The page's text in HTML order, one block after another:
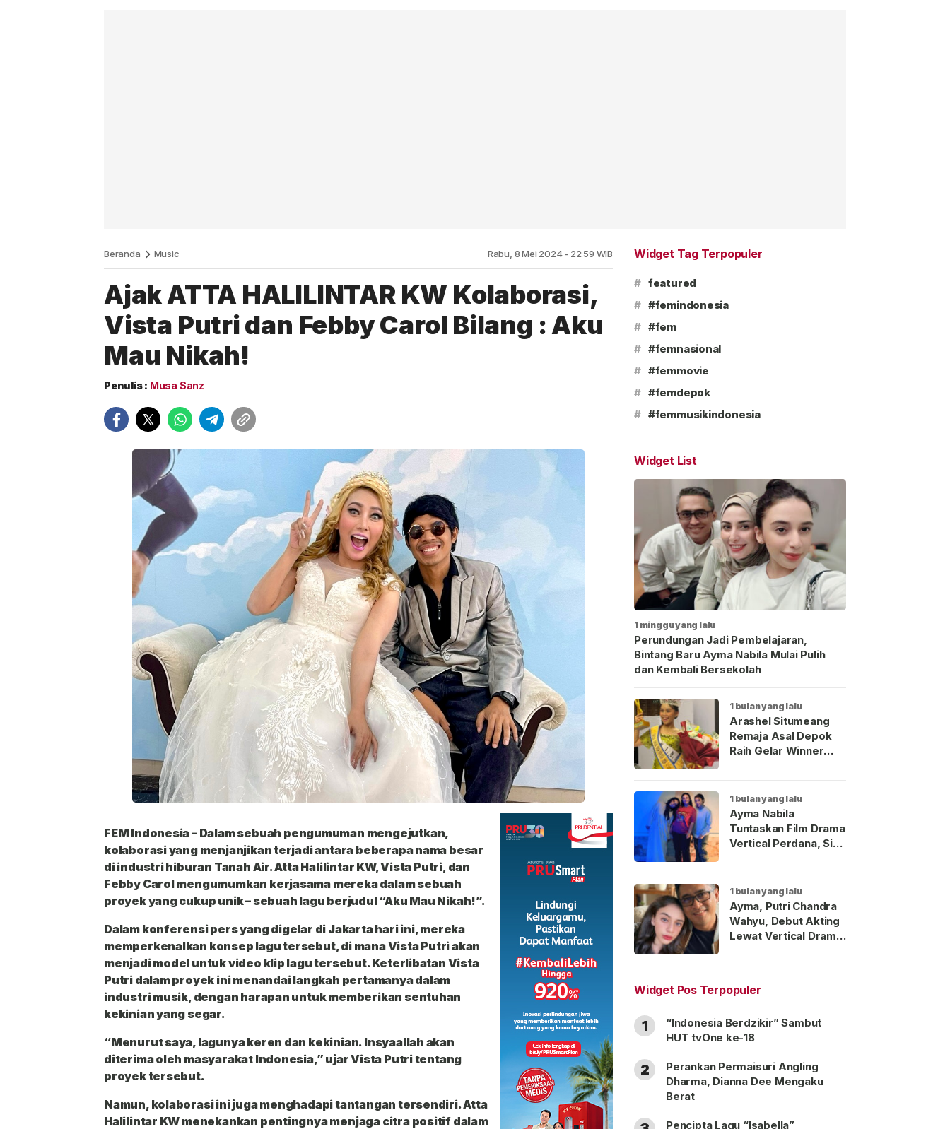
Beranda Music Rabu, 8 Mei 2024 - 22:59 WIB
Ajak ATTA HALILINTAR KW Kolaborasi,
Vista Putri dan Febby Carol Bilang : Aku
Mau Nikah!
Penulis : Musa Sanz
FEM Indonesia– Dalam sebuah pengumuman mengejutkan,
kolaborasi yang menjanjikan terjadi antara beberapa nama besar
di industri hiburan Tanah Air. Atta Halilintar KW, Vista Putri, dan
Febby Carol mengumumkan kerjasama mereka dalam sebuah
proyek yang cukup unik – sebuah lagu berjudul “Aku Mau Nikah!”.
Dalam konferensi pers yang digelar di Jakarta hari ini, mereka
memperkenalkan konsep lagu tersebut, di mana Vista Putri akan
menjadi model untuk video klip lagu tersebut. Keterlibatan Vista
Putri dalam proyek ini menandai langkah pertamanya dalam
industri musik, dengan harapan untuk memberikan sentuhan
kekinian yang segar.
“Menurut saya, lagunya keren dan kekinian. Insyaallah akan
diterima oleh masyarakat Indonesia,” ujar Vista Putri tentang
proyek tersebut.
Namun, kolaborasi ini juga menghadapi tantangan tersendiri. Atta
Halilintar KW menekankan pentingnya menjaga citra positif dalam
Widget Tag Terpopuler
# featured
# #femindonesia
# #fem
# #femnasional
# #femmovie
# #femdepok
# #femmusikindonesia
Widget List
1 minggu yang lalu
Perundungan Jadi Pembelajaran,
Bintang Baru Ayma Nabila Mulai Pulih
dan Kembali Bersekolah
1 bulan yang lalu
Arashel Situmeang
Remaja Asal Depok
Raih Gelar Winner
1 bulan yang lalu
Ayma Nabila
Tuntaskan Film Drama
Vertical Perdana, Siap
Indonesia
1 bulan yang lalu
Ayma, Putri Chandra
Wahyu, Debut Akting
Lewat Vertical Drama
Widget Pos Terpopuler
1
“Indonesia Berdzikir” Sambut
HUT tvOne ke-18
2
Perankan Permaisuri Angling
Dharma, Dianna Dee Mengaku
Berat
Pencipta Lagu “Isabella”